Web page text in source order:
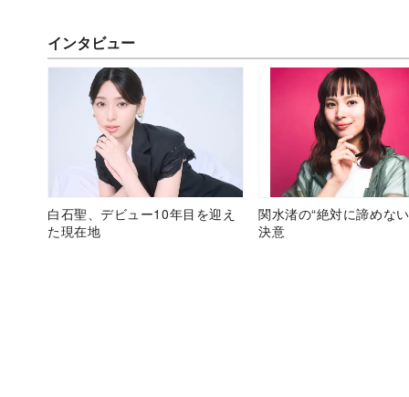
インタビュー
白石聖、デビュー10年目を迎え
た現在地
関水渚の“絶対に諦めな
決意